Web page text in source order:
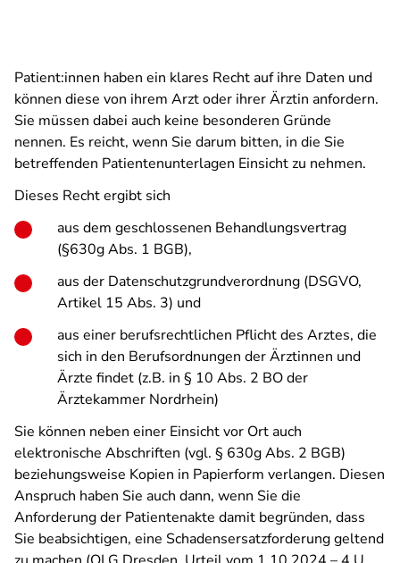
Patient:innen haben ein klares Recht auf ihre Daten und
können diese von ihrem Arzt oder ihrer Ärztin anfordern.
Sie müssen dabei auch keine besonderen Gründe
nennen. Es reicht, wenn Sie darum bitten, in die Sie
betreffenden Patientenunterlagen Einsicht zu nehmen.
Dieses Recht ergibt sich
aus dem geschlossenen Behandlungsvertrag
(§630g Abs. 1 BGB),
aus der Datenschutzgrundverordnung (DSGVO,
Artikel 15 Abs. 3) und
aus einer berufsrechtlichen Pflicht des Arztes, die
sich in den Berufsordnungen der Ärztinnen und
Ärzte findet (z.B. in § 10 Abs. 2 BO der
Ärztekammer Nordrhein)
Sie können neben einer Einsicht vor Ort auch
elektronische Abschriften (vgl. § 630g Abs. 2 BGB)
beziehungsweise Kopien in Papierform verlangen. Diesen
Anspruch haben Sie auch dann, wenn Sie die
Anforderung der Patientenakte damit begründen, dass
Sie beabsichtigen, eine Schadensersatzforderung geltend